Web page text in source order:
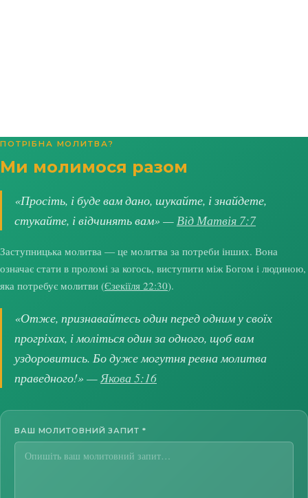
ПОТРІБНА МОЛИТВА?
Ми молимося разом
«Просіть, і буде вам дано, шукайте, і знайдете,
стукайте, і відчинять вам» —Від Матвія 7:7
Заступницька молитва — це молитва за потреби інших. Вона
означає стати в проломі за когось, виступити між Богом і людиною,
яка потребує молитви (Єзекіїля 22:30).
«Отже, признавайтесь один перед одним у своїх
прогріхах, і моліться один за одного, щоб вам
уздоровитись. Бо дуже могутня ревна молитва
праведного!» —Якова 5:16
ВАШ МОЛИТОВНИЙ ЗАПИТ *